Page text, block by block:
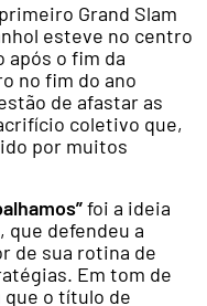
Grand Slam
esteve no centro
o fim da
no fim do ano
de afastar as
coletivo que,
por muitos
foi a ideia
defendeu a
de sua rotina de
Em tom de
o título de